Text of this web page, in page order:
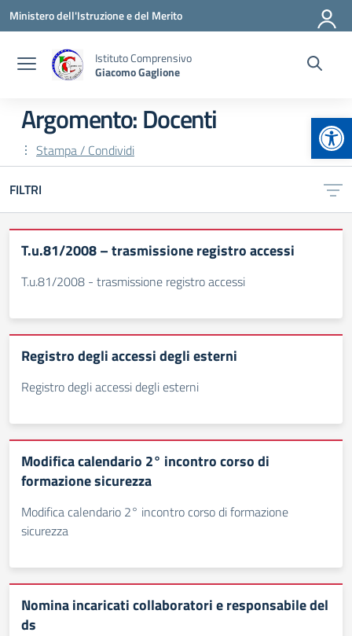
Vai ai contenuti
Vai al menu di navigazione
Vai al footer
Ministero dell'Istruzione e del Merito
Istituto Comprensivo
Giacomo Gaglione
Argomento: Docenti
Stampa / Condividi
FILTRI
T.u.81/2008 – trasmissione registro accessi
T.u.81/2008 - trasmissione registro accessi
Registro degli accessi degli esterni
Registro degli accessi degli esterni
Modifica calendario 2° incontro corso di
formazione sicurezza
Modifica calendario 2° incontro corso di formazione
sicurezza
Nomina incaricati collaboratori e responsabile del
ds